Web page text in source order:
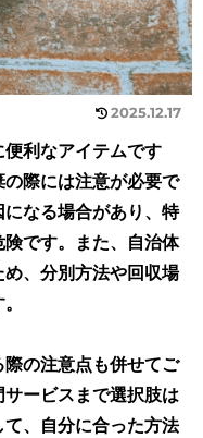
2025.12.17
利なアイテムです
際には注意が必要で
なる場合があり、特
です。また、自治体
、分別方法や回収場
の注意点も併せてご
ービスまで選択肢は
、自分に合った方法